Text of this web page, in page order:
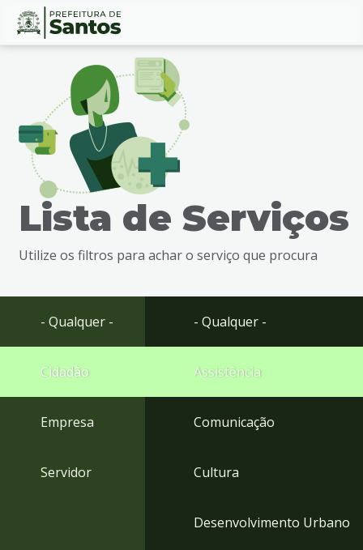
Ir
busca
Ir
rodapé
Conteúdo
Lista de Serviços
Utilize os filtros para achar o serviço que procura
- Qualquer -
Cidadão
Empresa
Servidor
- Qualquer -
Assistência
Comunicação
Cultura
Desenvolvimento Urbano